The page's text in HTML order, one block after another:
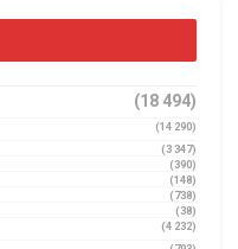
(18 494)
(14 290)
(3 347)
(390)
(148)
(738)
(38)
(4 232)